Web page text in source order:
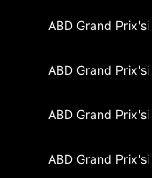
ABD Grand Prix'si
ABD Grand Prix'si
ABD Grand Prix'si
ABD Grand Prix'si